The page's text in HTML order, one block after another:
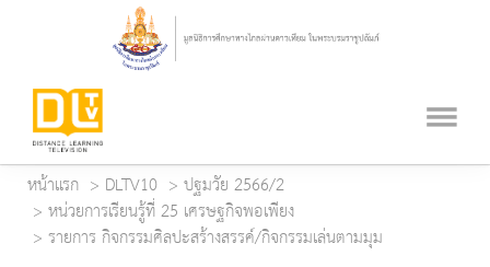
หน้าแรก DLTV10
ปฐมวัย 2566/2
หน่วยการเรียนรู้ที่ 25 เศรษฐกิจพอเพียง
รายการ กิจกรรมศิลปะสร้างสรรค์/กิจกรรมเล่นตามมุม